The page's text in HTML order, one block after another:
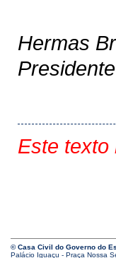
Hermas
Presidente
Este texto
© Casa Civil do Governo do
Palácio Iguaçu - Praça Nossa